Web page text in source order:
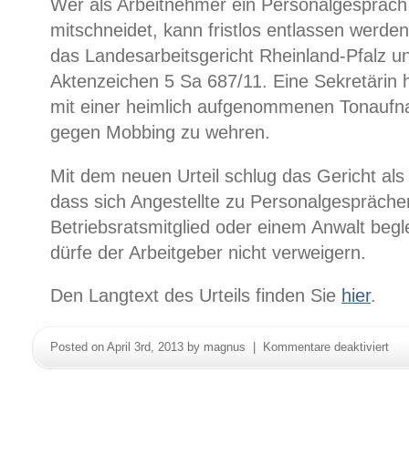
Wer als Arbeitnehmer ein
mitschneidet, kann fristlos entlassen
das Landesarbeitsgericht Rheinland-Pfalz
Aktenzeichen 5 Sa 687/11. Eine Sekretärin
mit einer heimlich aufgenommenen
gegen Mobbing zu wehren.
Mit dem neuen Urteil schlug das Gericht
dass sich Angestellte zu
Betriebsratsmitglied oder einem Anwalt
dürfe der Arbeitgeber nicht verweigern.
Den Langtext des Urteils finden Sie hier.
Posted on April 3rd, 2013 by magnus | Kommentare deaktiviertfür